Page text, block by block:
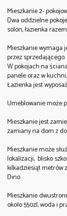
Mieszkanie 2-
Dwa oddzielne
solon, łazienka
Mieszkanie wymaga
przez
W pokojach na
panele oraz w
Łazienka jest
Umeblowanie może
Mieszkanie jest
zamiany na dom z
Mieszkanie może
lokalizacji, blisko
kilkadziesiąt metrów
Dino.
Mieszkanie
około 550zl, woda i